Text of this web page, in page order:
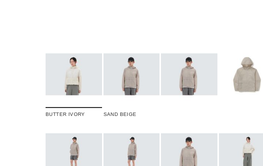
BUTTER IVORY SAND BEIGE